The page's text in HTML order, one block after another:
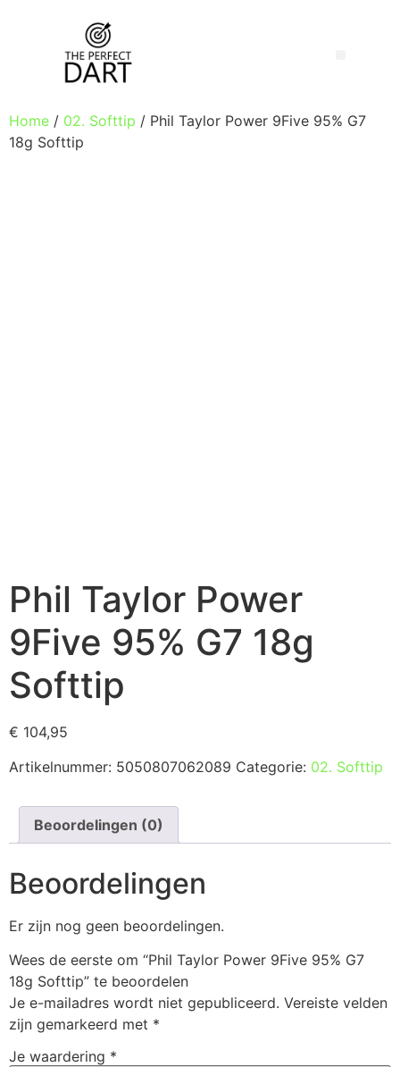
Home / 02. Softtip / Phil Taylor Power 9Five 95% G7
18g Softtip
Phil Taylor Power
9Five 95% G7 18g
Softtip
€ 104,95
Artikelnummer: 5050807062089 Categorie: 02. Softtip
Beoordelingen (0)
Beoordelingen
Er zijn nog geen beoordelingen.
Wees de eerste om “Phil Taylor Power 9Five 95% G7
18g Softtip” te beoordelen
Je e-mailadres wordt niet gepubliceerd. Vereiste velden
zijn gemarkeerd met *
Je waardering *